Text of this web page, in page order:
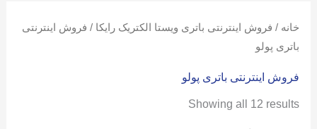
خانه / فروش اینترنتی باتری ویستا الکتریک رایکا / فروش اینترنتی
باتری پولو
فروش اینترنتی باتری پولو
Showing all 12 results